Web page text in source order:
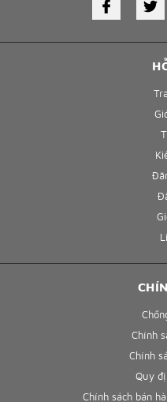
Chính
Chính
Quy
Chính sách bán